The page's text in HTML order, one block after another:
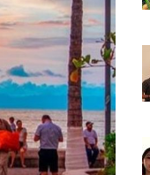
Tramitarlas?
Y Tomatlán
México
Y Ciudadanía
2027